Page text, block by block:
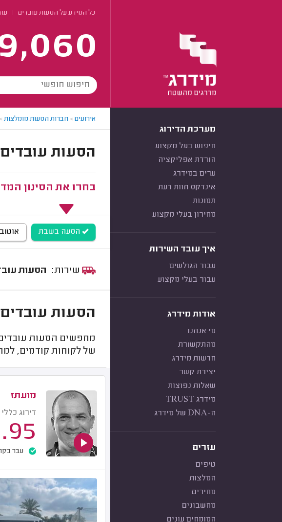
כל המידע על הסעות עובדים
מערכת הדירוג
חיפוש בעל מקצוע
הורדת אפליקציה
ערים במידרג
אינדקס חוות דעת
תמונות
מחירון בעלי מקצוע
איך עובד השירות
עבור הגולשים
עבור בעלי מקצוע
אודות מידרג
מי אנחנו
מהתקשורת
חדשות מידרג
יצירת קשר
שאלות נפוצות
מידרג TRUST
ה-DNA של מידרג
עזרים
טיפים
המלצות
מחירים
מחשבונים
המומחים עונים
אירועים> חברות הסעות מומלצות>
הסעות
בחרו את הסינון
הסעה בשבת אוטובוס (50-
הסעות
הסעות
מחפשים הסעות
של לקוחות קודמים,
מועתז
דירוג כללי
עבר